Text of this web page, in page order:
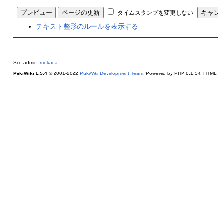
タイムスタンプを変更しない
テキスト整形のルールを表示する
Site admin: mokada
PukiWiki 1.5.4© 2001-2022 PukiWiki Development Team. Powered by PHP 8.1.34. HTML